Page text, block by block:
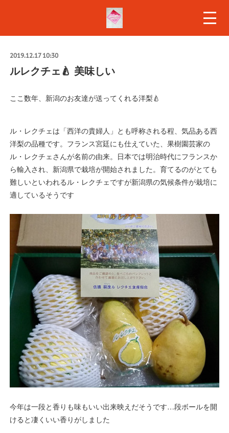
2019.12.17 10:30
ルレクチェ🍐 美味しい
ここ数年、新潟のお友達が送ってくれる洋梨🍐
ル・レクチェは「西洋の貴婦人」とも呼称される程、気品ある西
洋梨の品種です。フランス宮廷にも仕えていた、果樹園芸家の
ル・レクチェさんが名前の由来。日本では明治時代にフランスか
ら輸入され、新潟県で栽培が開始されました。育てるのがとても
難しいといわれるル・レクチェですが新潟県の気候条件が栽培に
適しているそうです
今年は一段と香りも味もいい出来映えだそうです…段ボールを開
けると凄くいい香りがしました